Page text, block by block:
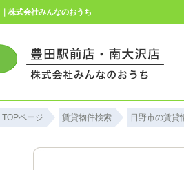
株式会社みんなのおうち
TOPページ 賃貸物件検索 日野市の賃貸